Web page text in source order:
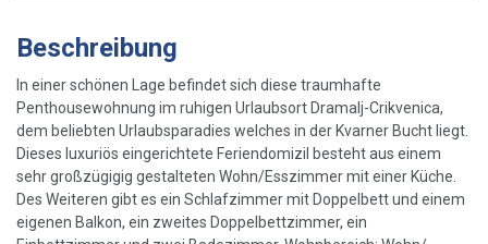
Beschreibung
In einer schönen Lage befindet sich diese traumhafte
Penthousewohnung im ruhigen Urlaubsort Dramalj-Crikvenica,
dem beliebten Urlaubsparadies welches in der Kvarner Bucht liegt.
Dieses luxuriös eingerichtete Feriendomizil besteht aus einem
sehr großzügigig gestalteten Wohn/Esszimmer mit einer Küche.
Des Weiteren gibt es ein Schlafzimmer mit Doppelbett und einem
eigenen Balkon, ein zweites Doppelbettzimmer, ein